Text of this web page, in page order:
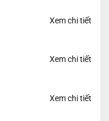
Xem chi tiết
Xem chi tiết
Xem chi tiết